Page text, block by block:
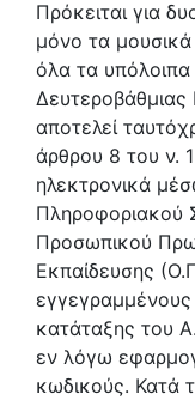
Πρόκειται για
μόνο τα
όλα τα υπόλοιπα
Δευτεροβάθμιας
αποτελεί
άρθρου 8 του ν.
ηλεκτρονικά
Πληροφοριακού
Προσωπικού
Εκπαίδευσης
κατάταξης του
εν λόγω
κωδικούς. Κατά